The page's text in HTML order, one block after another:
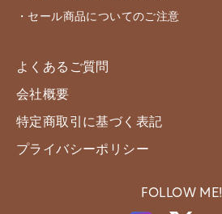
・セール商品についてのご注意
よくあるご質問
会社概要
特定商取引に基づく表記
プライバシーポリシー
FOLLOW ME!